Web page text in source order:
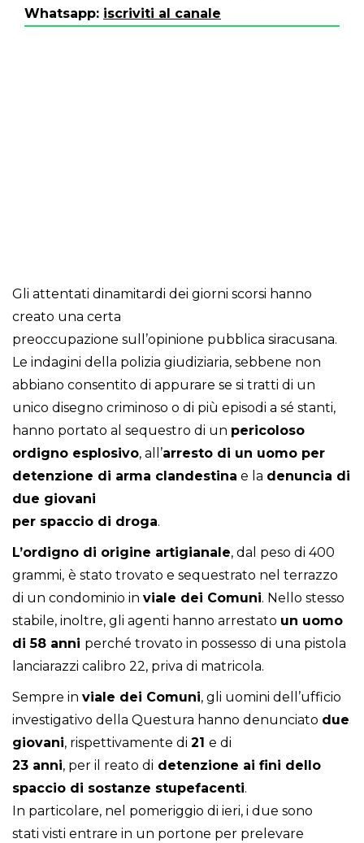
Whatsapp: iscriviti al canale
Gli attentati dinamitardi dei giorni scorsi hanno
creato una certa
preoccupazione sull’opinione pubblica siracusana.
Le indagini della polizia giudiziaria, sebbene non
abbiano consentito di appurare se si tratti di un
unico disegno criminoso o di più episodi a sé stanti,
hanno portato al sequestro di un pericoloso
ordigno esplosivo, all’arresto di un uomo per
detenzione di arma clandestina e la denuncia di
due giovani
per spaccio di droga.
L’ordigno di origine artigianale, dal peso di 400
grammi, è stato trovato e sequestrato nel terrazzo
di un condominio in viale dei Comuni. Nello stesso
stabile, inoltre, gli agenti hanno arrestato un uomo
di 58 anni perché trovato in possesso di una pistola
lanciarazzi calibro 22, priva di matricola.
Sempre in viale dei Comuni, gli uomini dell’ufficio
investigativo della Questura hanno denunciato due
giovani, rispettivamente di 21 e di
23 anni, per il reato di detenzione ai fini dello
spaccio di sostanze stupefacenti.
In particolare, nel pomeriggio di ieri, i due sono
stati visti entrare in un portone per prelevare